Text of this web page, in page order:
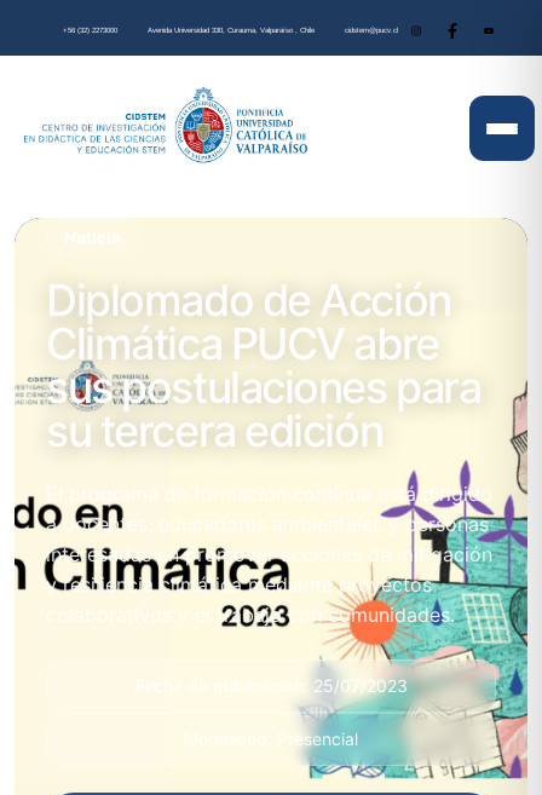
+56 (32) 2273000 Avenida Universidad 330, Curauma, Valparaíso , Chile cidstem@pucv.cl
Noticia
Diplomado de Acción
Climática PUCV abre
sus postulaciones para
su tercera edición
El programa de formación continua está dirigido
a docentes, educadores ambientales y personas
interesadas en promover acciones de mitigación
y resiliencia climática mediante proyectos
colaborativos y el trabajo con comunidades.
Fecha de publicación: 25/07/2023
Modalidad: Presencial